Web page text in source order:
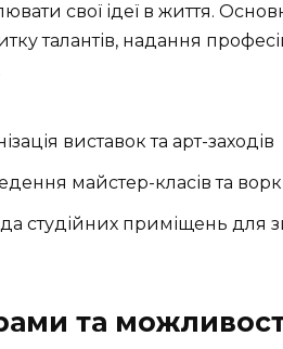
свої ідеї в життя.
талантів, надання
виставок та арт-заходів
майстер-класів та
студійних приміщень для
та